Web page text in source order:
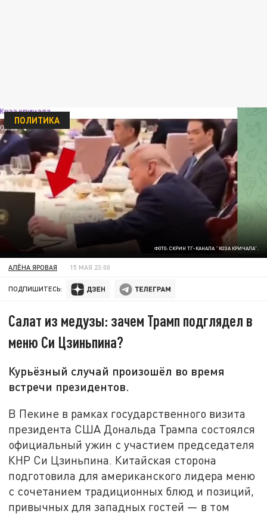
ФОТО: СКРИН ТГ-КАНАЛА "КОЗА КРИЧАЛА".
ПОЛИТИКА
АЛЁНА ЯРОВАЯ 15 МАЯ 23:00
ПОДПИШИТЕСЬ:
Салат из медузы: зачем Трамп подглядел в
меню Си Цзиньпина?
Курьёзный случай произошёл во время
встречи президентов.
В Пекине в рамках государственного визита
президента США Дональда Трампа состоялся
официальный ужин с участием председателя
КНР Си Цзиньпина. Китайская сторона
подготовила для американского лидера меню
с сочетанием традиционных блюд и позиций,
привычных для западных гостей — в том